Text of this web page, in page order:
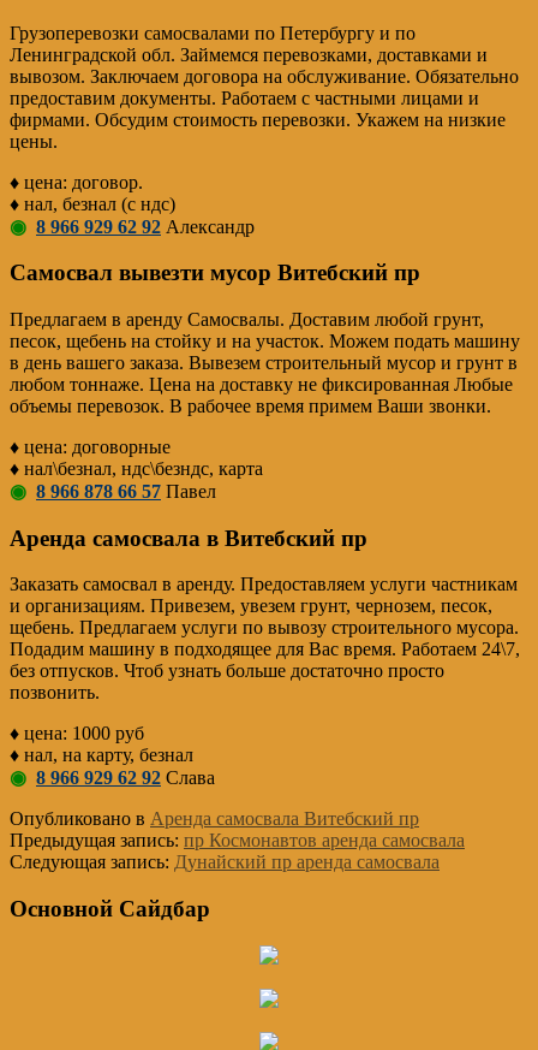
Грузоперевозки самосвалами по Петербургу и по
Ленинградской обл. Займемся перевозками, доставками и
вывозом. Заключаем договора на обслуживание. Обязательно
предоставим документы. Работаем с частными лицами и
фирмами. Обсудим стоимость перевозки. Укажем на низкие
цены.
♦ цена: договор.
♦ нал, безнал (с ндс)
◉ 8 966 929 62 92 Александр
Самосвал вывезти мусор Витебский пр
Предлагаем в аренду Самосвалы. Доставим любой грунт,
песок, щебень на стойку и на участок. Можем подать машину
в день вашего заказа. Вывезем строительный мусор и грунт в
любом тоннаже. Цена на доставку не фиксированная Любые
объемы перевозок. В рабочее время примем Ваши звонки.
♦ цена: договорные
♦ нал\безнал, ндс\безндс, карта
◉ 8 966 878 66 57 Павел
Аренда самосвала в Витебский пр
Заказать самосвал в аренду. Предоставляем услуги частникам
и организациям. Привезем, увезем грунт, чернозем, песок,
щебень. Предлагаем услуги по вывозу строительного мусора.
Подадим машину в подходящее для Вас время. Работаем 24\7,
без отпусков. Чтоб узнать больше достаточно просто
позвонить.
♦ цена: 1000 руб
♦ нал, на карту, безнал
◉ 8 966 929 62 92 Слава
Опубликовано в Аренда самосвала Витебский пр
Предыдущая запись: пр Космонавтов аренда самосвала
Следующая запись: Дунайский пр аренда самосвала
Основной Сайдбар